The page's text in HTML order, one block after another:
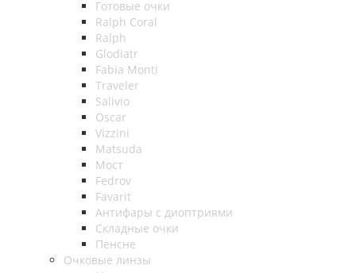
Готовые очки
Ralph Coral
Ralph
Glodiatr
Fabia Monti
Traveler
Salivio
Oscar
Vizzini
Matsuda
Мост
Fedrov
Favarit
Антифары с диоптриями
Складные очки
Пенсне
Очковые линзы